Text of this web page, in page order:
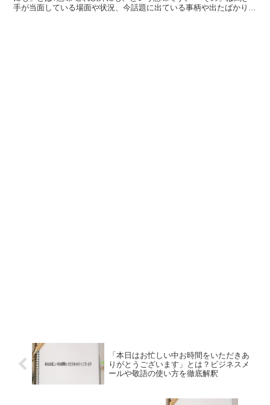
手が当面している場面や状況、今話題に出ている事柄や出たばかりの
「本日はお忙しい中お時間をいただきあ
りがとうございます」とは？ビジネスメ
ールや敬語の使い方を徹底解釈